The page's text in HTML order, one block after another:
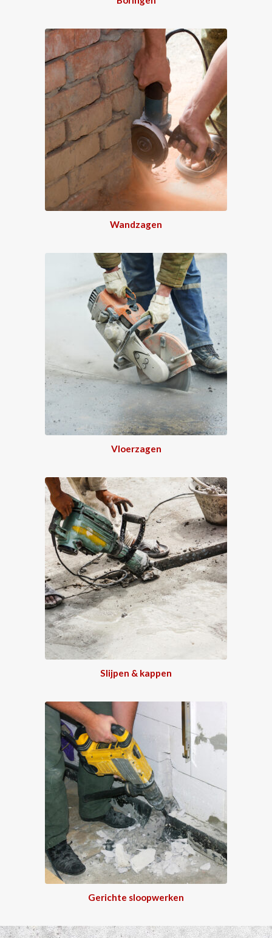
Wandzagen
Vloerzagen
Slijpen & kappen
Gerichte sloopwerken